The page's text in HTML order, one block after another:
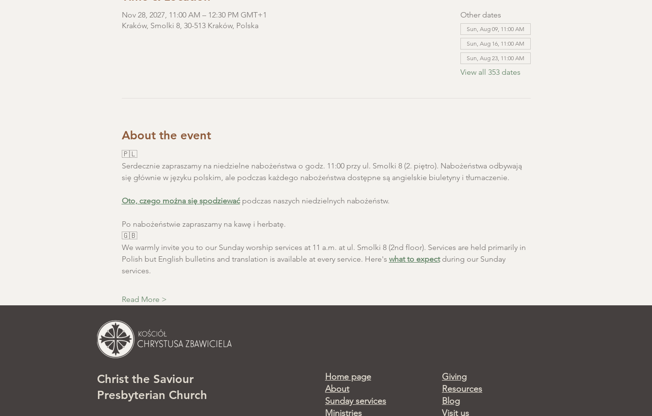
Nov 28, 2027, 11:00 AM – 12:30 PM GMT+1
Kraków, Smolki 8, 30-513 Kraków, Polska
Other dates
Sun, Aug 09, 11:00 AM
Sun, Aug 16, 11:00 AM
Sun, Aug 23, 11:00 AM
View all 353 dates
About the event
🇵🇱
Serdecznie zapraszamy na niedzielne nabożeństwa o godz. 11:00 przy ul. Smolki 8 (2. piętro). Nabożeństwa odbywają
się głównie w języku polskim, ale podczas każdego nabożeństwa dostępne są angielskie biuletyny i tłumaczenie.
Oto, czego można się spodziewać podczas naszych niedzielnych nabożeństw.
Po nabożeństwie zapraszamy na kawę i herbatę.
🇬🇧
We warmly invite you to our Sunday worship services at 11 a.m. at ul. Smolki 8 (2nd floor). Services are held primarily in
Polish but English bulletins and translation is available at every service. Here's what to expect during our Sunday
services.
Read More >
Christ the Saviour
Presbyterian Church
Home page
About
Sunday services
Ministries
Giving
Resources
Blog
Visit us